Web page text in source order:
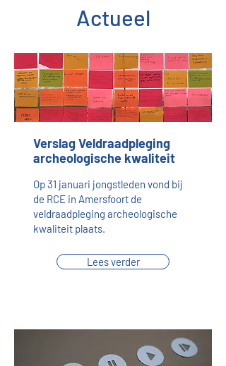
Actueel
Verslag Veldraadpleging
archeologische kwaliteit
Op 31 januari jongstleden vond bij
de RCE in Amersfoort de
veldraadpleging archeologische
kwaliteit plaats.
Lees verder